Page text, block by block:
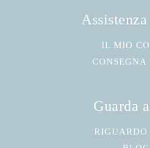
IL MIO
CONSEGNA
Guarda
RIGUARDO